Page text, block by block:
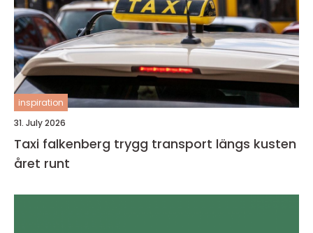
inspiration
31. July 2026
Taxi falkenberg trygg transport längs kusten
året runt